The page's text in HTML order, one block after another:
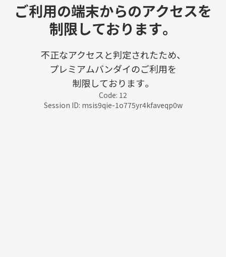
ご利用の端末からのアクセスを
制限しております。
不正なアクセスと判定されたため、
プレミアムバンダイのご利用を
制限しております。
Code: 12
Session ID: msis9qie-1o775yr4kfaveqp0w